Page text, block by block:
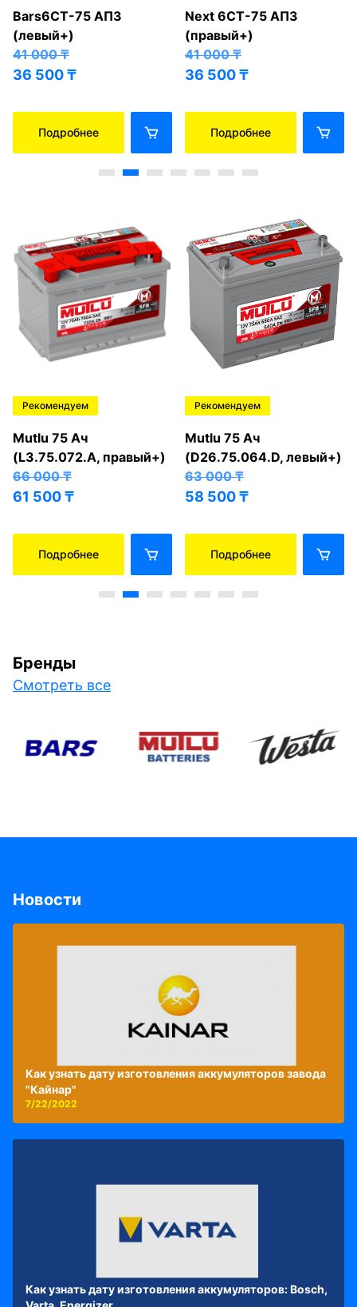
Bars6СТ-75 АПЗ
(левый+)
41 000₸
36 500₸
Подробнее
Next 6СТ-75 АПЗ
(правый+)
41 000₸
36 500₸
Подробнее
Рекомендуем
Mutlu 75 Ач
(L3.75.072.A, правый+)
66 000₸
61 500₸
Подробнее
Рекомендуем
Mutlu 75 Ач
(D26.75.064.D, левый+)
63 000₸
58 500₸
Подробнее
Бренды
Смотреть все
Новости
Как узнать дату изготовления аккумуляторов завода
"Кайнар"
7/22/2022
Как узнать дату изготовления аккумуляторов: Bosch,